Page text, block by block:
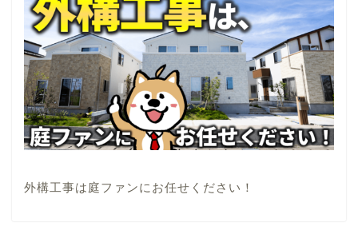
外構工事は庭ファンにお任せください！